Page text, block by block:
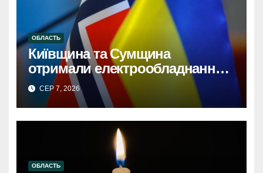
ОБЛАСТЬ
Київщина та Сумщина
отримали електрообладнання
від НорвегіїКиївщина та
Сумщина: Норвезька допомога
з електрообладнанням для
СЕР 7, 2026
ОБЛАСТЬ